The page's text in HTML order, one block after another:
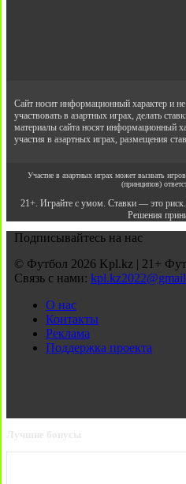
Сайт носит информационный характер и
участвовать в азартных играх, делать
материалы сайта носят информационный
участия в азартных играх, размещения
Участие в азартных играх может вызвать
(принципов)
21+. Играйте с умом. Ставки — это риск.
Решения
Подписывайтесь на нас
© Футбол 2026 Kpl.kz | 21+
Связь с нами:
О нас
Контакты
Реклама
Поддержка проекта
Лучшие бонусы